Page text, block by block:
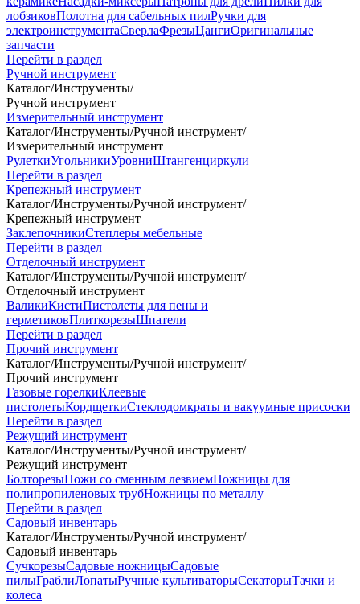
лобзиковПолотна для сабельных пилРучки для
электроинструментаСверлаФрезыЦангиОригинальные
запчасти
Перейти в раздел
Ручной инструмент
Каталог/Инструменты/
Ручной инструмент
Измерительный инструмент
Каталог/Инструменты/Ручной инструмент/
Измерительный инструмент
РулеткиУгольникиУровниШтангенциркули
Перейти в раздел
Крепежный инструмент
Каталог/Инструменты/Ручной инструмент/
Крепежный инструмент
ЗаклепочникиСтеплеры мебельные
Перейти в раздел
Отделочный инструмент
Каталог/Инструменты/Ручной инструмент/
Отделочный инструмент
ВаликиКистиПистолеты для пены и
герметиковПлиткорезыШпатели
Перейти в раздел
Прочий инструмент
Каталог/Инструменты/Ручной инструмент/
Прочий инструмент
Газовые горелкиКлеевые
пистолетыКордщеткиСтеклодомкраты и вакуумные присоски
Перейти в раздел
Режущий инструмент
Каталог/Инструменты/Ручной инструмент/
Режущий инструмент
БолторезыНожи со сменным лезвиемНожницы для
полипропиленовых трубНожницы по металлу
Перейти в раздел
Садовый инвентарь
Каталог/Инструменты/Ручной инструмент/
Садовый инвентарь
СучкорезыСадовые ножницыСадовые
пилыГраблиЛопатыРучные культиваторыСекаторыТачки и
колеса